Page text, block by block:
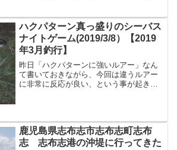
そんなメジャークラフトからジグサビキ
が出ているという事を初め...
ハクパターン真っ盛りのシーバス
ナイトゲーム(2019/3/8）【2019
年3月釣行】
昨日「ハクパターンに強いルアー」なん
て書いておきながら、今回は違うルアー
に非常に反応が良い、という事が起きま
ん。釣り場到着今回もいつ...
鹿児島県志布志市志布志町志布
志 志布志港の沖堤に行ってきた